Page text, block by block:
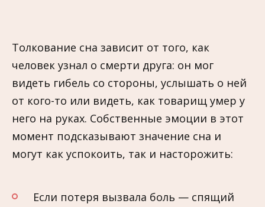
Толкование сна зависит от того, как
человек узнал о смерти друга: он мог
видеть гибель со стороны, услышать о ней
от кого-то или видеть, как товарищ умер у
него на руках. Собственные эмоции в этот
момент подсказывают значение сна и
могут как успокоить, так и насторожить:
Если потеря вызвала боль — спящий